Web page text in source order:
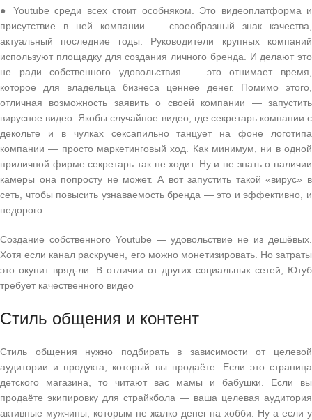
● Youtube среди всех стоит особняком. Это видеоплатформа и
присутствие в ней компании — своеобразный знак качества,
актуальный последние годы. Руководители крупных компаний
используют площадку для создания личного бренда. И делают это
не ради собственного удовольствия — это отнимает время,
которое для владельца бизнеса ценнее денег. Помимо этого,
отличная возможность заявить о своей компании — запустить
вирусное видео. Якобы случайное видео, где секретарь компании с
декольте и в чулках сексапильно танцует на фоне логотипа
компании — просто маркетинговый ход. Как минимум, ни в одной
приличной фирме секретарь так не ходит. Ну и не знать о наличии
камеры она попросту не может. А вот запустить такой «вирус» в
сеть, чтобы повысить узнаваемость бренда — это и эффективно, и
недорого.
Создание собственного Youtube — удовольствие не из дешёвых.
Хотя если канал раскручен, его можно монетизировать. Но затраты
это окупит вряд-ли. В отличии от других социальных сетей, Ютуб
требует качественного видео
Стиль общения и контент
Стиль общения нужно подбирать в зависимости от целевой
аудитории и продукта, который вы продаёте. Если это страница
детского магазина, то читают вас мамы и бабушки. Если вы
продаёте экипировку для страйкбола — ваша целевая аудитория
активные мужчины, которым не жалко денег на хобби. Ну а если у